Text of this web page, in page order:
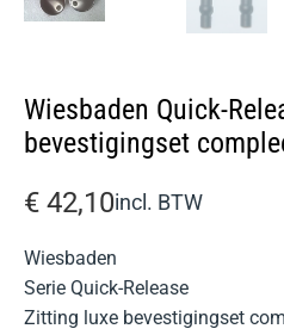
Wiesbaden Quick-
bevestigingset
€ 42,10incl. BTW
Wiesbaden
Serie Quick-Release
Zitting luxe bevestigingset